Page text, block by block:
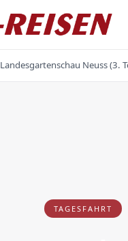
Landesgartenschau Neuss (3.
TAGESFAHRT